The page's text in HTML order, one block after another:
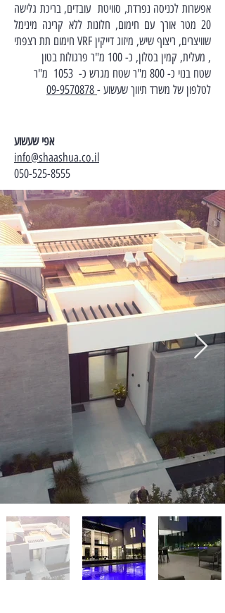
אפשרות לכניסה נפרדת, סוויטת עובדים, בריכת גלישה
20 מטר אורך עם חימום, חלונות ללא קרינה מינימל
שוויצרים, ריצוף שיש, מיזוג דייקין VRF חימום תת רצפתי
, מעלית, קמין בסלון, כ- 100 מ"ר פרגולות בטון
שטח בנוי כ- 800 מ"ר שטח מגרש כ- 1053 מ"ר
לטלפון של משרד תיווך שעשוע -
אפי שעשוע
info@shaashua.co.il
050-525-8555